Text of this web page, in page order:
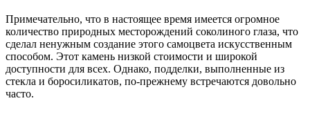
Примечательно, что в настоящее время имеется огромное
количество природных месторождений соколиного глаза, что
сделал ненужным создание этого самоцвета искусственным
способом. Этот камень низкой стоимости и широкой
доступности для всех. Однако, подделки, выполненные из
стекла и боросиликатов, по-прежнему встречаются довольно
часто.